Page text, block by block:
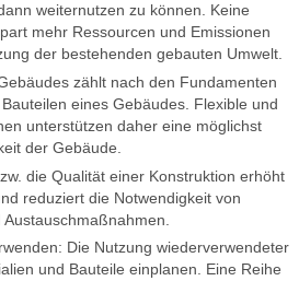
weiternutzen zu können. Keine
mehr Ressourcen und Emissionen
der bestehenden gebauten Umwelt.
zählt nach den Fundamenten
eines Gebäudes. Flexible und
unterstützen daher eine möglichst
der Gebäude.
die Qualität einer Konstruktion erhöht
reduziert die Notwendigkeit von
Die Nutzung wiederverwendeter
und Bauteile einplanen. Eine Reihe